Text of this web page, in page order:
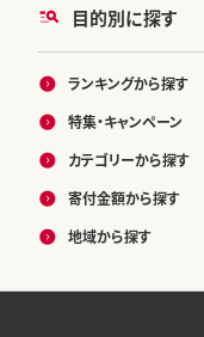
目的別に探す
ランキングから探す
特集・キャンペーン
カテゴリーから探す
寄付金額から探す
地域から探す